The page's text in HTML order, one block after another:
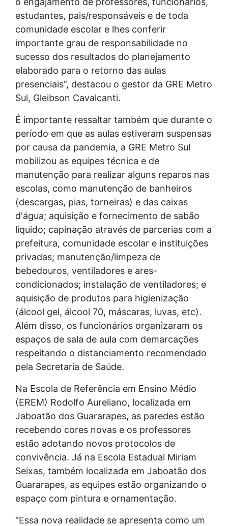
estudantes, pais/responsáveis e de toda
comunidade escolar e lhes conferir
importante grau de responsabilidade no
sucesso dos resultados do planejamento
elaborado para o retorno das aulas
presenciais”, destacou o gestor da GRE Metro
Sul, Gleibson Cavalcanti.
É importante ressaltar também que durante o
período em que as aulas estiveram suspensas
por causa da pandemia, a GRE Metro Sul
mobilizou as equipes técnica e de
manutenção para realizar alguns reparos nas
escolas, como manutenção de banheiros
(descargas, pias, torneiras) e das caixas
d'água; aquisição e fornecimento de sabão
líquido; capinação através de parcerias com a
prefeitura, comunidade escolar e instituições
privadas; manutenção/limpeza de
bebedouros, ventiladores e ares-
condicionados; instalação de ventiladores; e
aquisição de produtos para higienização
(álcool gel, álcool 70, máscaras, luvas, etc).
Além disso, os funcionários organizaram os
espaços de sala de aula com demarcações
respeitando o distanciamento recomendado
pela Secretaria de Saúde.
Na Escola de Referência em Ensino Médio
(EREM) Rodolfo Aureliano, localizada em
Jaboatão dos Guararapes, as paredes estão
recebendo cores novas e os professores
estão adotando novos protocolos de
convivência. Já na Escola Estadual Miriam
Seixas, também localizada em Jaboatão dos
Guararapes, as equipes estão organizando o
espaço com pintura e ornamentação.
“Essa nova realidade se apresenta como um